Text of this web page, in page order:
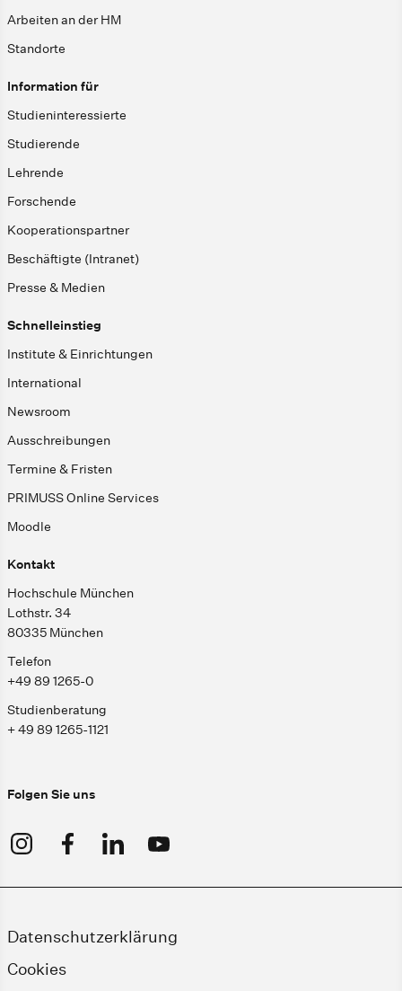
Arbeiten an der HM
Standorte
Information für
Studieninteressierte
Studierende
Lehrende
Forschende
Kooperationspartner
Beschäftigte (Intranet)
Presse & Medien
Schnelleinstieg
Institute & Einrichtungen
International
Newsroom
Ausschreibungen
Termine & Fristen
PRIMUSS Online Services
Moodle
Kontakt
Hochschule München
Lothstr. 34
80335 München
Telefon
+49 89 1265-0
Studienberatung
+ 49 89 1265-1121
Folgen Sie uns
Datenschutzerklärung
Cookies